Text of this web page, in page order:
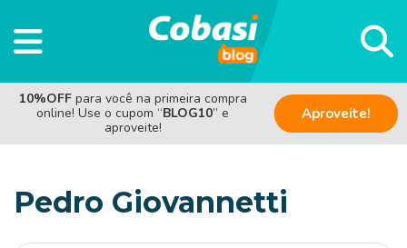
10%OFF para você na primeira compra
online! Use o cupom “BLOG10” e
aproveite!
Aproveite!
Pedro Giovannetti